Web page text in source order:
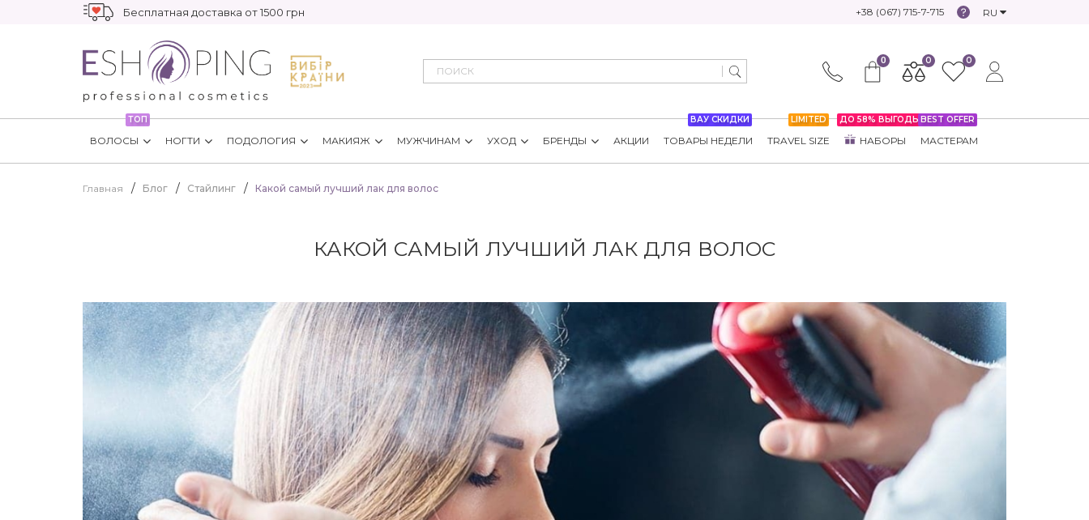
Бесплатная доставка от 1500 грн +38 (067) 715-7-715 RU
0 0 0
ТОП
ВОЛОСЫ НОГТИ ПОДОЛОГИЯ МАКИЯЖ МУЖЧИНАМ УХОД БРЕНДЫ АКЦИИ
ВАУ СКИДКИ
ТОВАРЫ НЕДЕЛИ
LIMITED
TRAVEL SIZE
ДО 58% ВЫГОДЫ
НАБОРЫ
BEST OFFER
МАСТЕРАМ
Главная Блог Стайлинг Какой самый лучший лак для волос
КАКОЙ САМЫЙ ЛУЧШИЙ ЛАК ДЛЯ ВОЛОС